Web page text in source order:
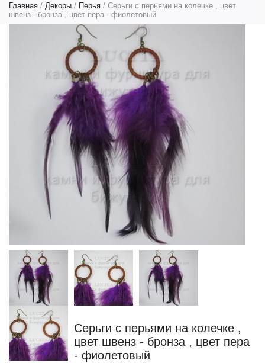
Главная / Декоры / Перья / Серьги с перьями на колечке , цвет
швенз - бронза , цвет пера - фиолетовый
Серьги с перьями на колечке ,
цвет швенз - бронза , цвет пера
- фиолетовый